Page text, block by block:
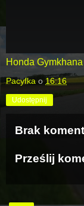
Honda Gymkhana
Pacyfka o 16:16
Udostępnij
Brak
Prześlij